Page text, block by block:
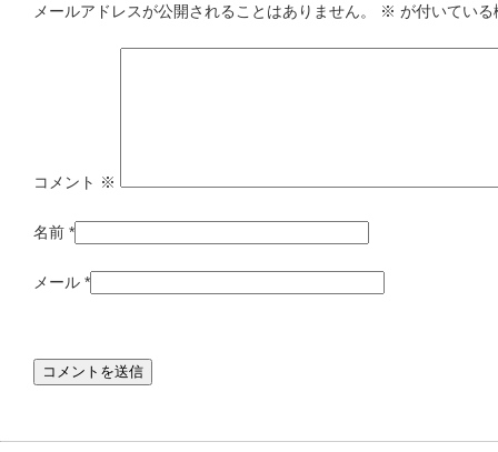
メールアドレスが公開されることはありません。 ※ が付いてい
コメント ※
名前 *
メール *